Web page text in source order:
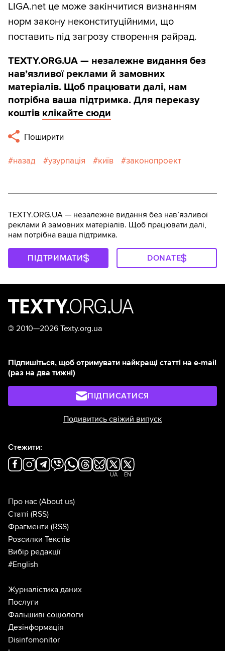
LIGA.net це може закінчитися визнанням
норм закону неконституційними, що
поставить під загрозу створення райрад.
TEXTY.ORG.UA — незалежне видання без
навʼязливої реклами й замовних
матеріалів. Щоб працювати далі, нам
потрібна ваша підтримка. Для переказу
коштів клікайте сюди
Поширити
назад узурпація київ законопроект
TEXTY.ORG.UA — незалежне видання без навʼязливої
реклами й замовних матеріалів. Щоб працювати далі,
нам потрібна ваша підтримка.
ПІДТРИМАТИ DONATE
© 2010—2026 Texty.org.ua
Підпишіться, щоб отримувати найкращі статті на e-mail
(раз на два тижні)
ПІДПИСАТИСЯ
Подивитись свіжий випуск
Стежити:
UA EN
Про нас (About us)
Статті (RSS)
Фрагменти (RSS)
Розсилки Текстів
Вибір редакції
#English
Журналістика даних
Послуги
Фальшиві соціологи
Дезінформація
Disinfomonitor